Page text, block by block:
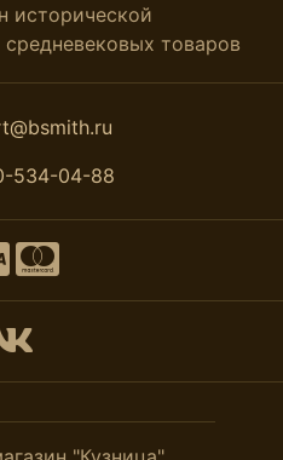
исторической
товаров
534-04-88